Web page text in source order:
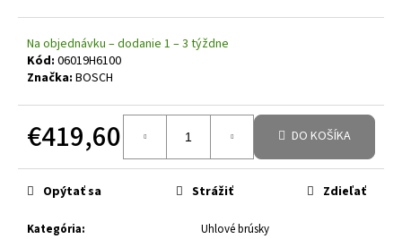
Na objednávku – dodanie 1 – 3 týždne
Kód: 06019H6100
Značka: BOSCH
€419,60 DO KOŠÍKA
Kategória:
Uhlové brúsky
Opýtať sa Strážiť Zdieľať